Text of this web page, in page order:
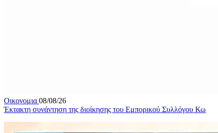
Οικονομια 08/08/26
Έκτακτη συνάντηση της διοίκησης του Εμπορικού Συλλόγου Κω